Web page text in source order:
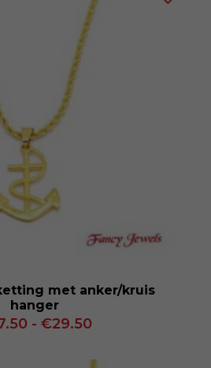
met anker/kruis
hanger
- €29.50